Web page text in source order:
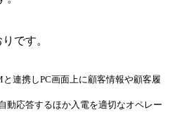
です。
連携しPC画面上に顧客情報や顧客履
動応答するほか入電を適切なオペレー